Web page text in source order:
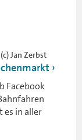
Jan Zerbst
Facebook
es in aller